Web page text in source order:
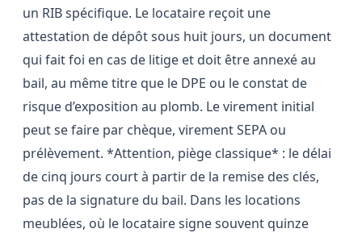
un RIB spécifique. Le locataire reçoit une
attestation de dépôt sous huit jours, un document
qui fait foi en cas de litige et doit être annexé au
bail, au même titre que le DPE ou le constat de
risque d’exposition au plomb. Le virement initial
peut se faire par chèque, virement SEPA ou
prélèvement. *Attention, piège classique* : le délai
de cinq jours court à partir de la remise des clés,
pas de la signature du bail. Dans les locations
meublées, où le locataire signe souvent quinze